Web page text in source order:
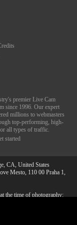
premier Live Cam
since 1996. Our expert
millions to webmasters
top-performing, high-
all types of traffic.
started
CA, United States
Mesto, 110 00 Praha 1,
the time of photography: